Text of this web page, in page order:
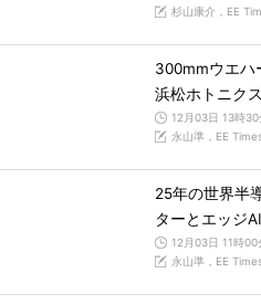
杉山康介，EE
300mmウエハ
浜松ホトニクス
12月03日 13時30
永山準，EE
25年の世界半
ターとエッジ
12月03日 11時00
永山準，EE